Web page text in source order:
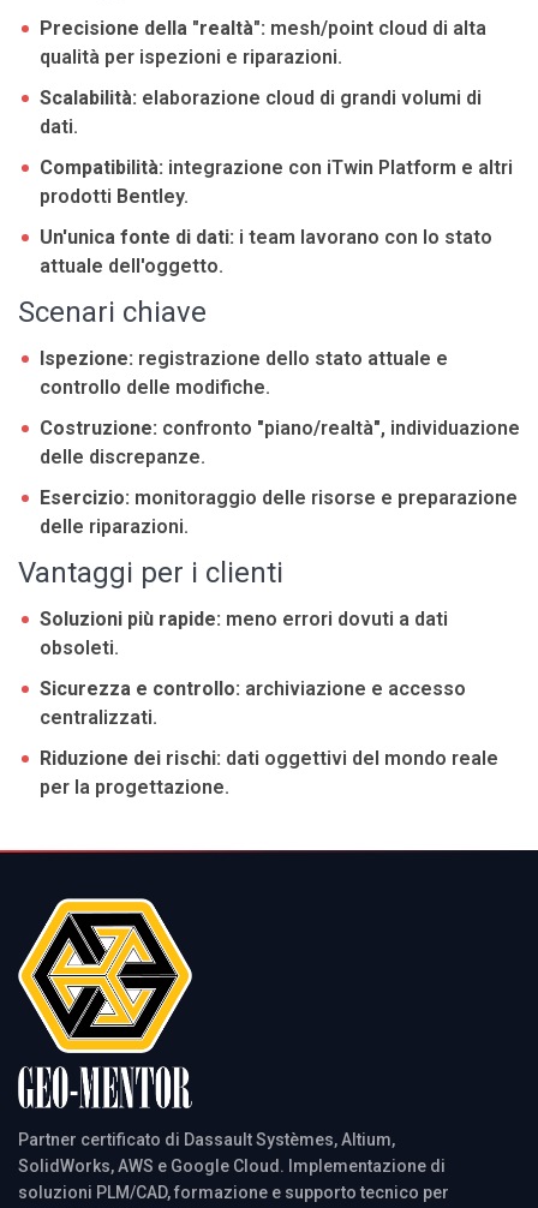
Precisione della "realtà": mesh/point cloud di alta
qualità per ispezioni e riparazioni.
Scalabilità: elaborazione cloud di grandi volumi di
dati.
Compatibilità: integrazione con iTwin Platform e altri
prodotti Bentley.
Un'unica fonte di dati: i team lavorano con lo stato
attuale dell'oggetto.
Scenari chiave
Ispezione: registrazione dello stato attuale e
controllo delle modifiche.
Costruzione: confronto "piano/realtà", individuazione
delle discrepanze.
Esercizio: monitoraggio delle risorse e preparazione
delle riparazioni.
Vantaggi per i clienti
Soluzioni più rapide: meno errori dovuti a dati
obsoleti.
Sicurezza e controllo: archiviazione e accesso
centralizzati.
Riduzione dei rischi: dati oggettivi del mondo reale
per la progettazione.
Partner certificato di Dassault Systèmes, Altium,
SolidWorks, AWS e Google Cloud. Implementazione di
soluzioni PLM/CAD, formazione e supporto tecnico per